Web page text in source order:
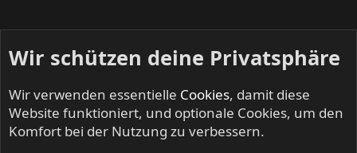
Wir schützen deine Privatsphäre
Wir verwenden essentielle Cookies, damit diese
Website funktioniert, und optionale Cookies, um den
Komfort bei der Nutzung zu verbessern.